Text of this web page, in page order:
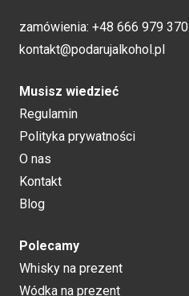
zamówienia: +48 666 979 370
kontakt@podarujalkohol.pl
Musisz wiedzieć
Regulamin
Polityka prywatności
O nas
Kontakt
Blog
Polecamy
Whisky na prezent
Wódka na prezent